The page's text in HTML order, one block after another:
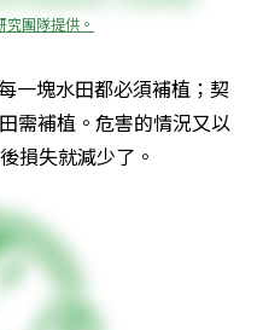
團隊提供。
一塊水田都必須補植；契
需補植。危害的情況又以
損失就減少了。